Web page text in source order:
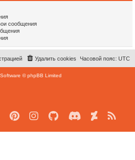
сообщения
Часовой пояс: UTC
Удалить cookies
© phpBB Limited